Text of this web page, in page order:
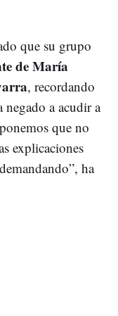
que su grupo
de María
, recordando
a acudir a
que no
explicaciones
ha